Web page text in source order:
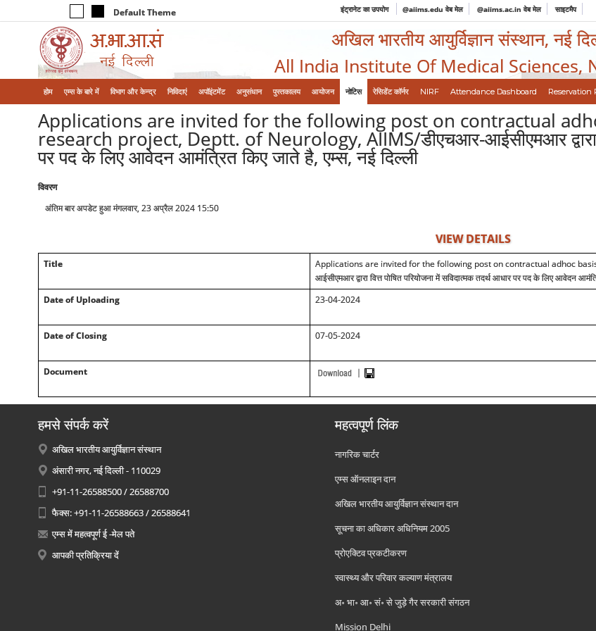
Default Theme इंट्रानेट का उपयोग @aiims.edu वेब मेल @aiims.ac.in वेब मेल साइटमैप
अखिल भारतीय आयुर्विज्ञान संस्थान, नई
All India Institute Of Medical Sciences,
होम एम्‍स के बारे में विभाग और केन्‍द्र निविदाएं अपॉइंटमेंट अनुसंधान पुस्तकालय आयोजन नोटिस रेसिडेंट कॉर्नर NIRF Attendance Dashboard Reservation
Applications are invited for the following post on contractual
research project, Deptt. of Neurology, AIIMS/डीएचआर-आईसीएमआर द्वारा
पर पद के लिए आवेदन आमंत्रित किए जाते है, एम्स, नई दिल्ली
विवरण
अंतिम बार अपडेट हुआ मंगलवार, 23 अप्रैल 2024 15:50
VIEW DETAILS
Title Applications are invited for the following post on contractual adhoc
आईसीएमआर द्वारा वित्त पोषित परियोजना में सविदात्मक तदर्थ आधार पर पद के लिए आवेदन
Date of Uploading
23-04-2024
Date of Closing 07-05-2024
Document
हमसे संपर्क करें
अखिल भारतीय आयुर्विज्ञान संस्थान
अंसारी नगर, नई दिल्ली - 110029
+91-11-26588500 / 26588700
फैक्स: +91-11-26588663 / 26588641
एम्स में महत्वपूर्ण ई -मेल पते
आपकी प्रतिक्रिया दें
महत्वपूर्ण लिंक
नागरिक चार्टर
एम्स ऑनलाइन दान
अखिल भारतीय आयुर्विज्ञान संस्थान दान
सूचना का अधिकार अधिनियम 2005
प्रोएक्टिव प्रकटीकरण
स्वास्थ्य और परिवार कल्याण मंत्रालय
अ॰ भा॰ आ॰ सं॰ से जुड़े गैर सरकारी संगठन
Mission Delhi